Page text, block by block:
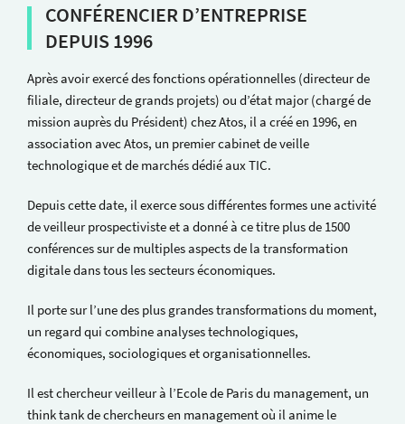
CONFÉRENCIER D’ENTREPRISE
DEPUIS 1996
Après avoir exercé des fonctions opérationnelles (directeur de
filiale, directeur de grands projets) ou d’état major (chargé de
mission auprès du Président) chez Atos, il a créé en 1996, en
association avec Atos, un premier cabinet de veille
technologique et de marchés dédié aux TIC.
Depuis cette date, il exerce sous différentes formes une activité
de veilleur prospectiviste et a donné à ce titre plus de 1500
conférences sur de multiples aspects de la transformation
digitale dans tous les secteurs économiques.
Il porte sur l’une des plus grandes transformations du moment,
un regard qui combine analyses technologiques,
économiques, sociologiques et organisationnelles.
Il est chercheur veilleur à l’Ecole de Paris du management, un
think tank de chercheurs en management où il anime le